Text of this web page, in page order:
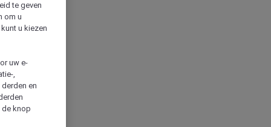
te geven
om u
u kiezen
uw e-
,
en
de knop